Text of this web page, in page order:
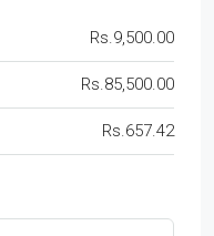
Rs.9,500.00
Rs.85,500.00
Rs.657.42